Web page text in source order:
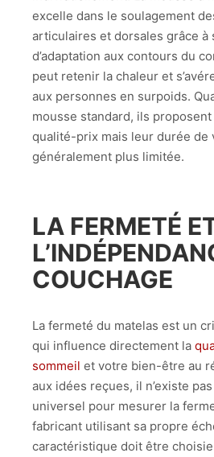
excelle dans le soulagement
articulaires et dorsales grâce à
d’adaptation aux contours du
peut retenir la chaleur et
aux personnes en surpoids.
mousse standard, ils
qualité-prix mais leur durée de
généralement plus limitée.
LA FERMETÉ
COUCHAGE
La fermeté du matelas est un
qui influence directement la
sommeil et votre bien-être au
aux idées reçues, il n’existe
universel pour mesurer la
fabricant utilisant sa propre
caractéristique doit être